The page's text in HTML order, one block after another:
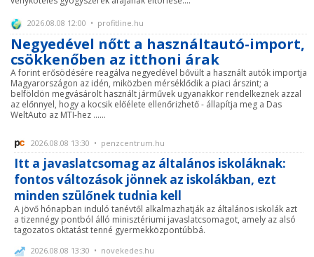
2026.08.08 12:00 • profitline.hu
Negyedével nőtt a használtautó-import,
csökkenőben az itthoni árak
A forint erősödésére reagálva negyedével bővült a használt autók importja
Magyarországon az idén, miközben mérséklődik a piaci árszint; a
belföldön megvásárolt használt járművek ugyanakkor rendelkeznek azzal
az előnnyel, hogy a kocsik előélete ellenőrizhető - állapítja meg a Das
WeltAuto az MTI-hez ......
2026.08.08 13:30 • penzcentrum.hu
Itt a javaslatcsomag az általános iskoláknak:
fontos változások jönnek az iskolákban, ezt
minden szülőnek tudnia kell
A jövő hónapban induló tanévtől alkalmazhatják az általános iskolák azt
a tizennégy pontból álló minisztériumi javaslatcsomagot, amely az alsó
tagozatos oktatást tenné gyermekközpontúbbá.
2026.08.08 13:30 • novekedes.hu